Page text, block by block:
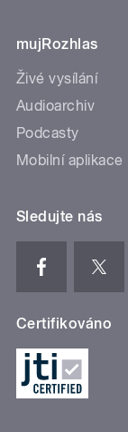
mujRozhlas
Živé vysílání
Audioarchiv
Podcasty
Mobilní aplikace
Sledujte nás
Certifikováno